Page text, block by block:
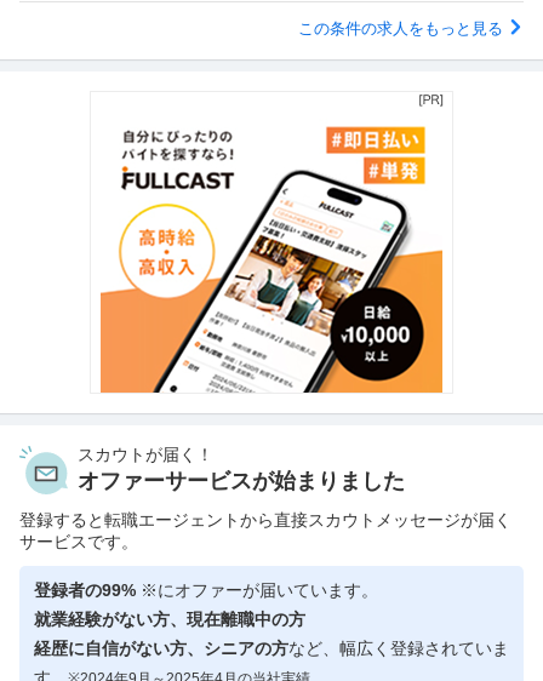
この条件の求人をもっと見る
スカウトが届く！
オファーサービスが始まりました
登録すると転職エージェントから直接スカウトメッセージが届く
サービスです。
登録者の99% ※にオファーが届いています。
就業経験がない方、現在離職中の方
経歴に自信がない方、シニアの方など、幅広く登録されていま
す。